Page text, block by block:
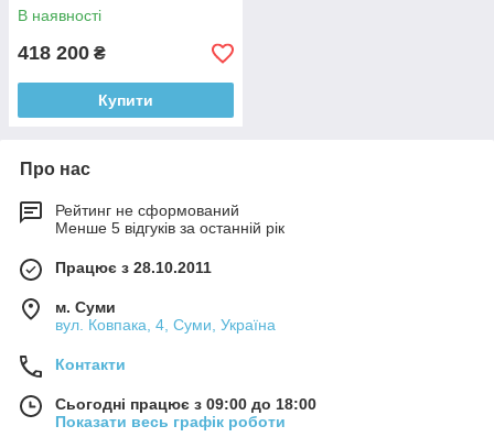
В наявності
418 200 ₴
Купити
Про нас
Рейтинг не сформований
Менше 5 відгуків за останній рік
Працює з 28.10.2011
м. Суми
вул. Ковпака, 4, Суми, Україна
Контакти
Сьогодні працює з 09:00 до 18:00
Показати весь графік роботи